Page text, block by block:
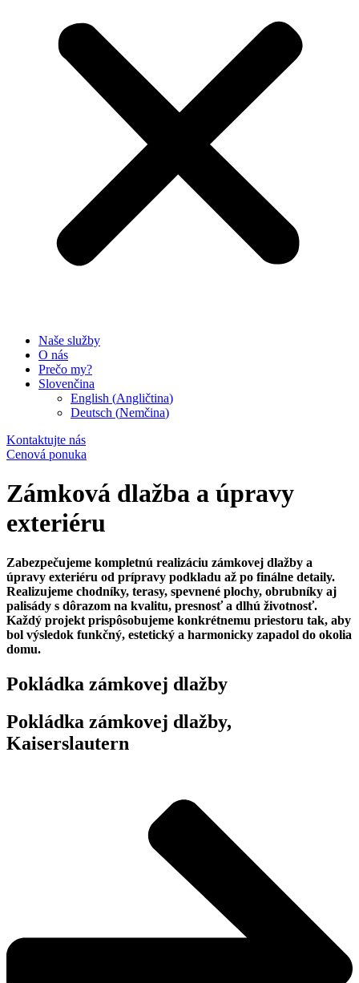
Naše služby
O nás
Prečo my?
Slovenčina
English (Angličtina)
Deutsch (Nemčina)
Kontaktujte nás
Cenová ponuka
Zámková dlažba a úpravy
exteriéru
Zabezpečujeme kompletnú realizáciu zámkovej dlažby a
úpravy exteriéru od prípravy podkladu až po finálne detaily.
Realizujeme chodníky, terasy, spevnené plochy, obrubníky aj
palisády s dôrazom na kvalitu, presnosť a dlhú životnosť.
Každý projekt prispôsobujeme konkrétnemu priestoru tak, aby
bol výsledok funkčný, estetický a harmonicky zapadol do okolia
domu.
Pokládka zámkovej dlažby
Pokládka zámkovej dlažby,
Kaiserslautern